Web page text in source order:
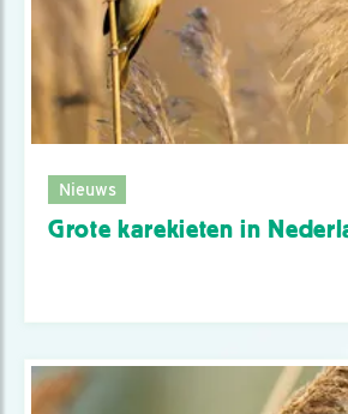
Nieuws
Grote karekieten in